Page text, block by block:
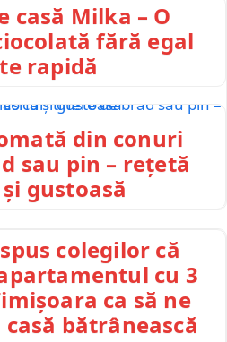
casă Milka – O
fără egal
rapidă
din conuri
sau pin – rețetă
gustoasă
colegilor că
cu 3
ca să ne
bătrânească